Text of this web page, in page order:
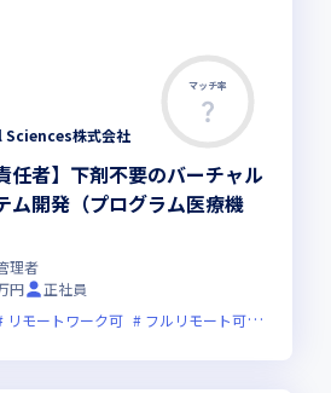
マッチ率
株式会社
任者】下剤不要のバーチャル
ム開発（プログラム医療機
理者
円
正社員
リモートワーク可 フルリモート可